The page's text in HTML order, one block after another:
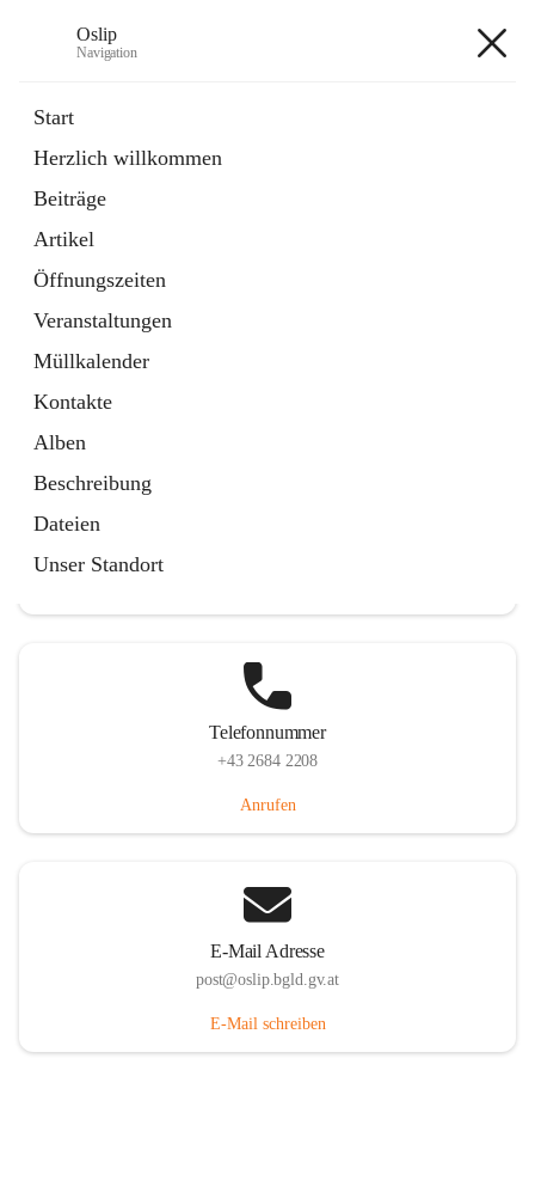
Oslip
Navigation
Start
Herzlich willkommen
Beiträge
Artikel
Öffnungszeiten
Veranstaltungen
Müllkalender
Kontakte
Alben
Beschreibung
Dateien
Unser Standort
Externe Webseite
in
Tab
Bundeskanzleramt Österreich
Externe Webseite
öffnet
in
neuem
Tab
Telefonnummer
+43 2684 2208
Anrufen
E-Mail Adresse
post@oslip.bgld.gv.at
E-Mail schreiben